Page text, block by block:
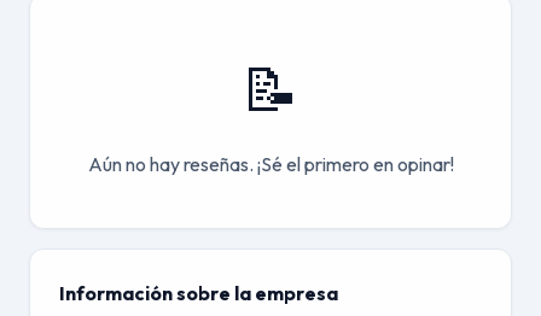
📝
Aún no hay reseñas. ¡Sé el primero en opinar!
Información sobre la empresa